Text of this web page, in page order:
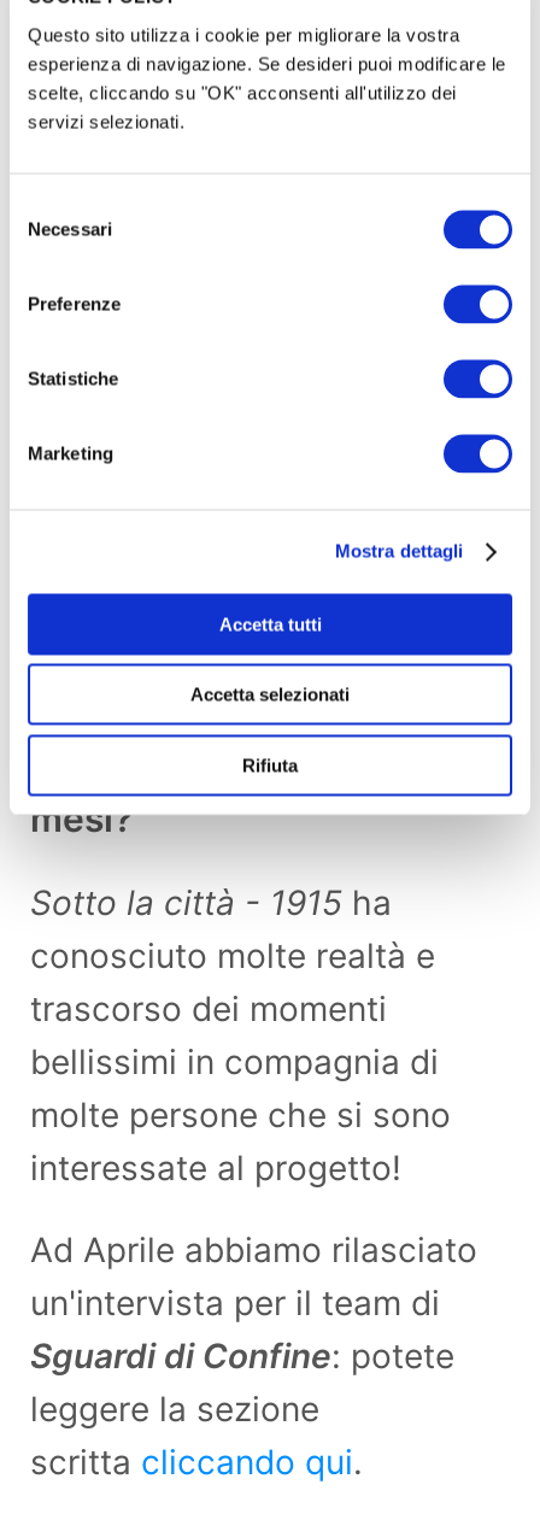
Questo sito utilizza i cookie per migliorare la vostra
esperienza di navigazione. Se desideri puoi modificare le
scelte, cliccando su "OK" acconsenti all'utilizzo dei
servizi selezionati.
delNecessari
Preferenze
Statistiche
Marketing
Mostra dettagli
Accetta tutti
Accetta selezionati
Rifiuta
Cos'è successo in questi
mesi?
Sotto la città - 1915 ha
conosciuto molte realtà e
trascorso dei momenti
bellissimi in compagnia di
molte persone che si sono
interessate al progetto!
Ad Aprile abbiamo rilasciato
un'intervista per il team di
Sguardi di Confine: potete
leggere la sezione
scritta cliccando qui.